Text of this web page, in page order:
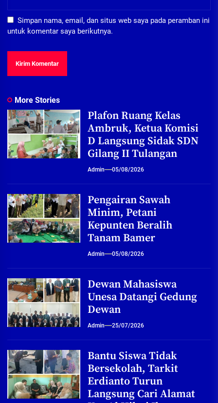
Simpan nama, email, dan situs web saya pada peramban ini
untuk komentar saya berikutnya.
More Stories
Plafon Ruang Kelas
Ambruk, Ketua Komisi
D Langsung Sidak SDN
Gilang II Tulangan
Admin 05/08/2026
Pengairan Sawah
Minim, Petani
Kepunten Beralih
Tanam Bamer
Admin 05/08/2026
Dewan Mahasiswa
Unesa Datangi Gedung
Dewan
Admin 25/07/2026
Bantu Siswa Tidak
Bersekolah, Tarkit
Erdianto Turun
Langsung Cari Alamat